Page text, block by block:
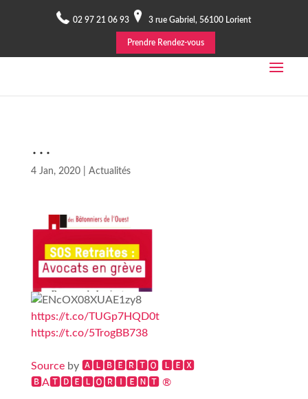
02 97 21 06 93 3 rue Gabriel, 56100 Lorient
Prendre Rendez-vous
…
4 Jan, 2020| Actualités
https://t.co/TUGp7HQD0t
https://t.co/5TrogBB738
Sourceby 🅰🅻🅱🅴🆁🆃🅾 🅻🅴🆇
🅱A🆃🅳🅴🅻🅾🆁🅸🅴🅽🆃 ®